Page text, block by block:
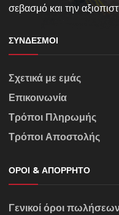
σεβασμό και την
ΣΎΝΔΕΣΜΟΙ
Σχετικά με εμάς
Επικοινωνία
Τρόποι Πληρωμής
Τρόποι Αποστολής
ΌΡΟΙ & ΑΠΌΡΡΗΤΟ
Γενικοί όροι πωλήσεων